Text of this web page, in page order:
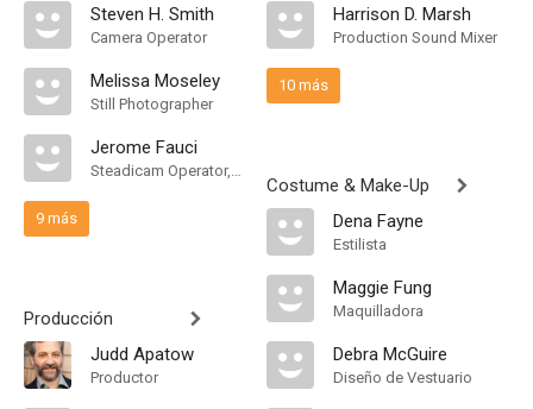
Steven H. Smith
Camera Operator
Melissa Moseley
Still Photographer
Jerome Fauci
Steadicam Operator, "B" Camera Operator
9 más
Producción
Judd Apatow
Productor
Harrison D. Marsh
Production Sound Mixer
10 más
Costume & Make-Up
Dena Fayne
Estilista
Maggie Fung
Maquilladora
Debra McGuire
Diseño de Vestuario